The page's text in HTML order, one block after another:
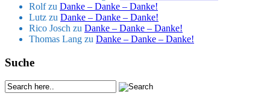
Rolfzu Danke – Danke – Danke!
Lutz zu Danke – Danke – Danke!
Rico Josch zu Danke – Danke – Danke!
Thomas Lang zu Danke – Danke – Danke!
Suche